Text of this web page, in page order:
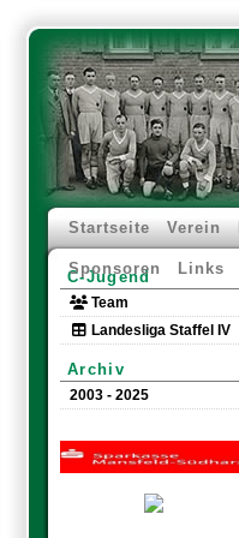
Startseite Verein
Sponsoren Links
C-Jugend
Team
Landesliga Staffel IV
Archiv
2003 - 2025